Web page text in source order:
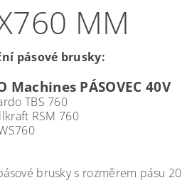
MM
pásové brusky:
Machines PÁSOVEC 40V
TBS 760
RSM 760
brusky s rozměrem pásu